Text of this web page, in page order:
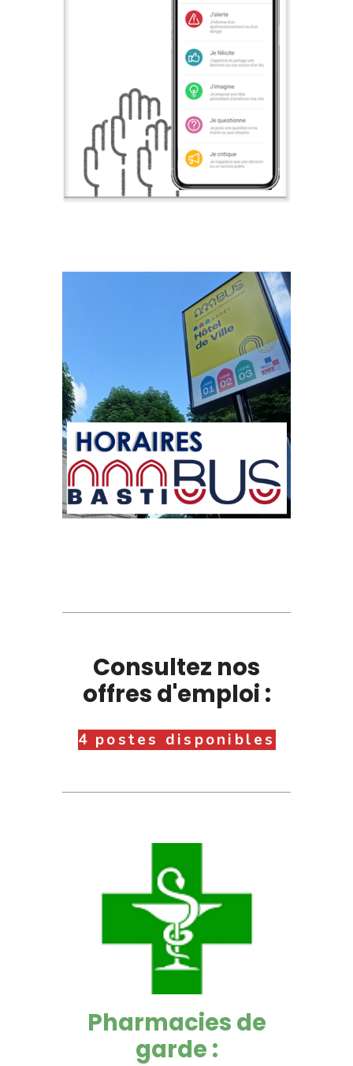
Consultez nos
offres d'emploi :
4 postes disponibles
Pharmacies de
garde :